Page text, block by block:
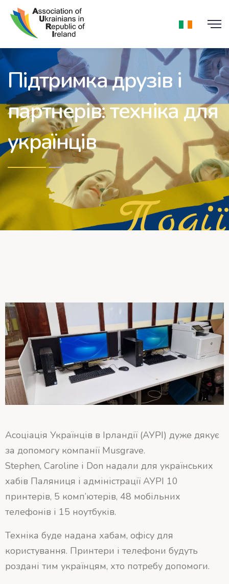
Підтримка друзів і
партнерів: техніка для
українців
Події
Асоціація Українців в Ірландії (АУРІ) дуже дякує
за допомогу компанії Musgrave.
Stephen, Caroline і Don надали для українських
хабів Паляниця і адміністрації АУРІ 10
принтерів, 5 комп’ютерів, 48 мобільних
телефонів і 15 ноутбуків.
Техніка буде надана хабам, офісу для
користування. Принтери і телефони будуть
роздані тим українцям, хто потребу допомоги.